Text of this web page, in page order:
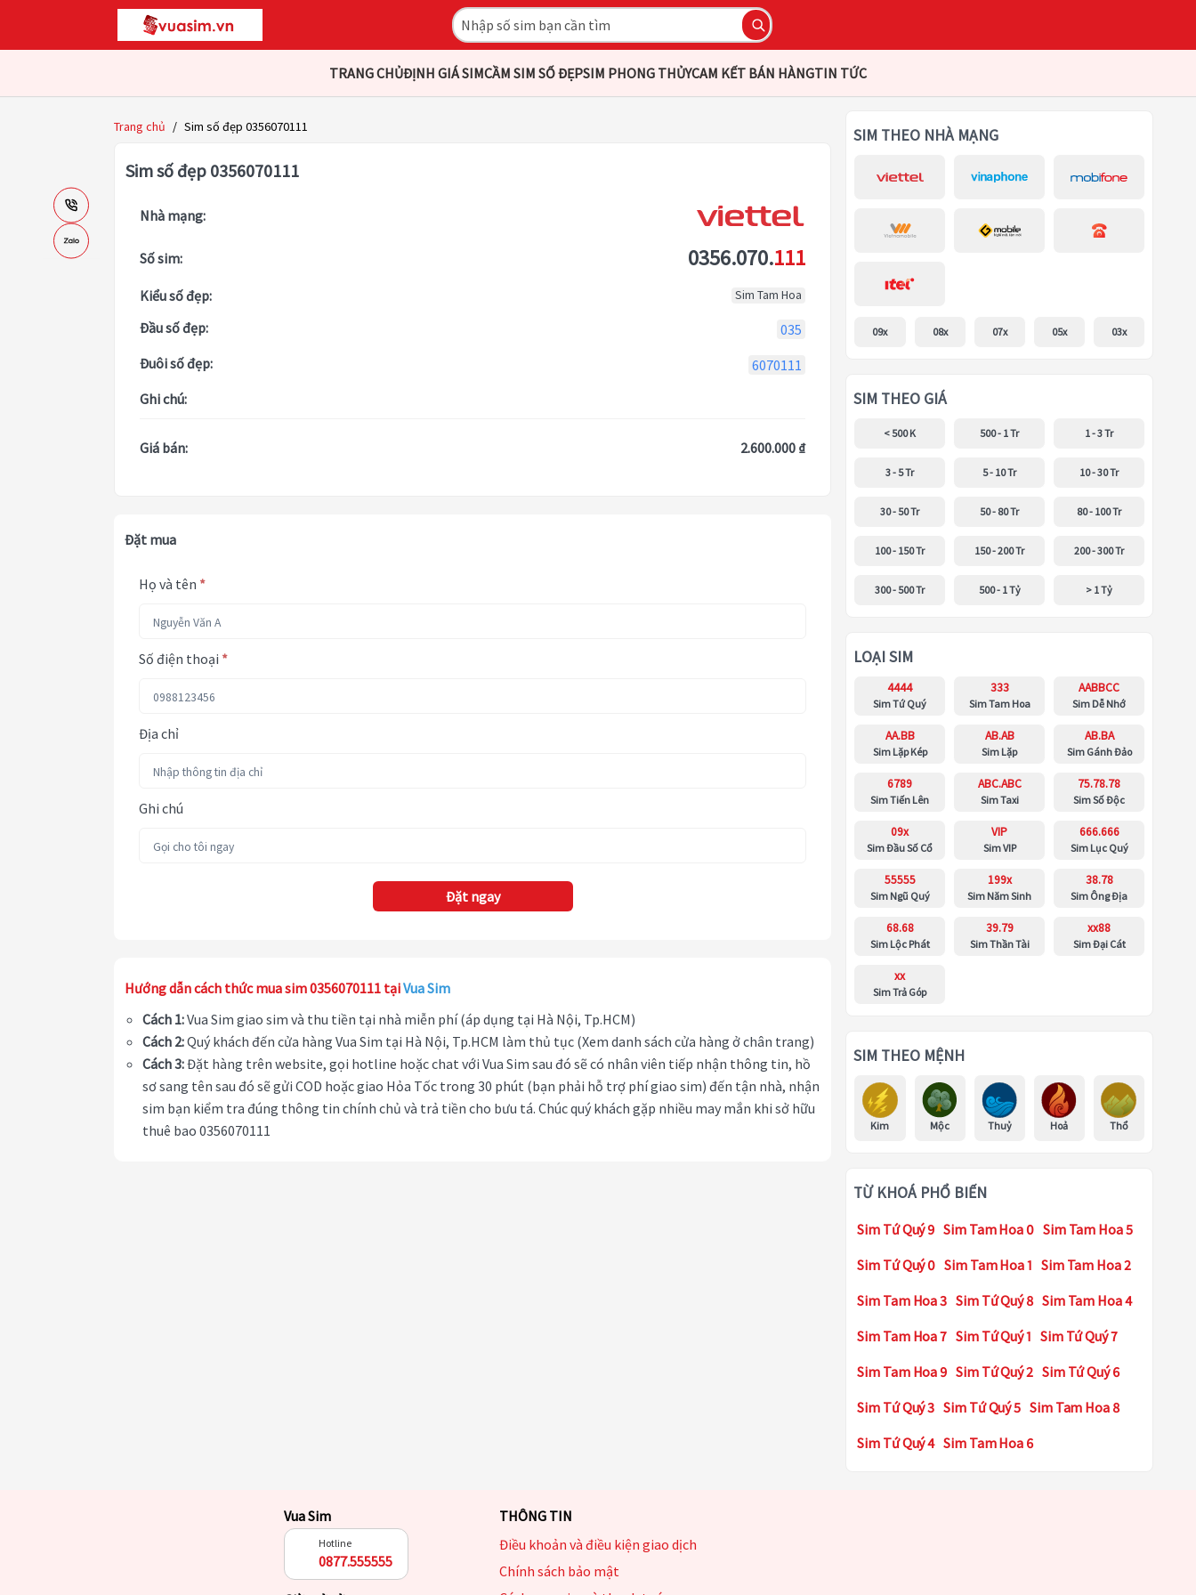
TRANG CHỦĐỊNH GIÁ SIMCẦM SIM SỐ ĐẸPSIM PHONG THỦYCAM KẾT BÁN HÀNGTIN TỨC
Trang chủ / Sim số đẹp 0356070111
Sim số đẹp 0356070111
Nhà mạng:
Số sim: 0356.070.111
Kiểu số đẹp: Sim Tam Hoa
Đầu số đẹp:
035
Đuôi số đẹp:
6070111
Ghi chú:
Giá bán: 2.600.000 ₫
Đặt mua
Họ và tên *
Số điện thoại *
Địa chỉ
Ghi chú
Đặt ngay
Hướng dẫn cách thức mua sim 0356070111 tạiVua Sim
Cách 1:Vua Sim giao sim và thu tiền tại nhà miễn phí (áp dụng tại Hà Nội, Tp.HCM)
Cách 2:Quý khách đến cửa hàng Vua Sim tại Hà Nội, Tp.HCM làm thủ tục (Xem danh sách cửa hàng ở chân trang)
Cách 3:Đặt hàng trên website, gọi hotline hoặc chat với Vua Sim sau đó sẽ có nhân viên tiếp nhận thông tin, hồ
sơ sang tên sau đó sẽ gửi COD hoặc giao Hỏa Tốc trong 30 phút (bạn phải hỗ trợ phí giao sim) đến tận nhà, nhận
sim bạn kiểm tra đúng thông tin chính chủ và trả tiền cho bưu tá. Chúc quý khách gặp nhiều may mắn khi sở hữu
thuê bao 0356070111
SIM THEO NHÀ MẠNG
09x 08x 07x 05x 03x
SIM THEO GIÁ
< 500 K 500 - 1 Tr 1 - 3 Tr
3 - 5 Tr 5 - 10 Tr 10 - 30 Tr
30 - 50 Tr 50 - 80 Tr 80 - 100 Tr
100 - 150 Tr 150 - 200 Tr 200 - 300 Tr
300 - 500 Tr 500 - 1 Tỷ > 1 Tỷ
LOẠI SIM
4444
Sim Tứ Quý
333
Sim Tam Hoa
AABBCC
Sim Dễ Nhớ
AA.BB
Sim Lặp Kép
AB.AB
Sim Lặp
AB.BA
Sim Gánh Đảo
6789
Sim Tiến Lên
ABC.ABC
Sim Taxi
75.78.78
Sim Số Độc
09x
Sim Đầu Số Cổ
VIP
Sim VIP
666.666
Sim Lục Quý
55555
Sim Ngũ Quý
199x
Sim Năm Sinh
38.78
Sim Ông Địa
68.68
Sim Lộc Phát
39.79
Sim Thần Tài
xx88
Sim Đại Cát
xx
Sim Trả Góp
SIM THEO MỆNH
Kim Mộc Thuỷ Hoả Thổ
TỪ KHOÁ PHỔ BIẾN
Sim Tứ Quý 9 Sim Tam Hoa 0 Sim Tam Hoa 5
Sim Tứ Quý 0 Sim Tam Hoa 1 Sim Tam Hoa 2
Sim Tam Hoa 3 Sim Tứ Quý 8 Sim Tam Hoa 4
Sim Tam Hoa 7 Sim Tứ Quý 1 Sim Tứ Quý 7
Sim Tam Hoa 9 Sim Tứ Quý 2 Sim Tứ Quý 6
Sim Tứ Quý 3 Sim Tứ Quý 5 Sim Tam Hoa 8
Sim Tứ Quý 4 Sim Tam Hoa 6
Vua Sim
Hotline
0877.555555
THÔNG TIN
Điều khoản và điều kiện giao dịch
Chính sách bảo mật